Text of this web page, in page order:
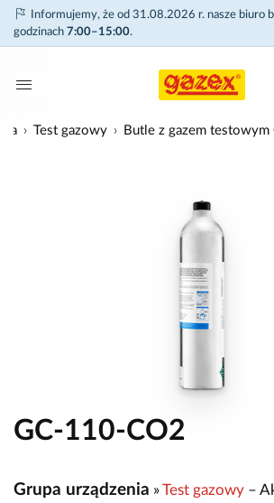
Informujemy, że od 31.08.2026 r. nasze biuro
godzinach 7:00–15:00.
Test gazowy Butle z gazem testowym
GC-110-CO2
Grupa urządzenia »Test gazowy –